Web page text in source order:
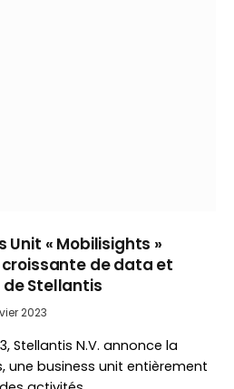
Unit « Mobilisights »
de data et
Stellantis
2023
Stellantis N.V. annonce la
une business unit entièrement